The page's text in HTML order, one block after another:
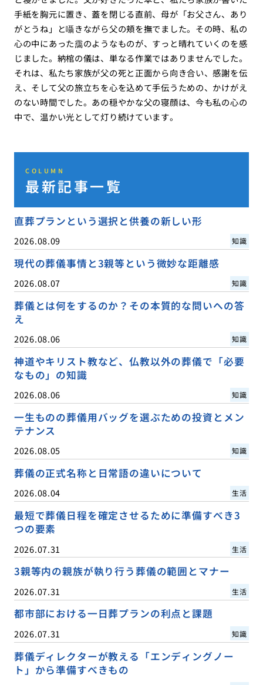
手紙を胸元に置き、蓋を閉じる直前、母が「お父さん、あり
がとうね」と囁きながら父の頬を撫でました。その時、私の
心の中にあった靄のようなものが、すっと晴れていくのを感
じました。納棺の儀は、単なる作業ではありませんでした。
それは、私たち家族が父の死と正面から向き合い、感謝を伝
え、そして父の旅立ちを心を込めて手伝うための、かけがえ
のない時間でした。あの穏やかな父の寝顔は、今も私の心の
中で、温かい光として灯り続けています。
COLUMN
最新記事一覧
直葬プランという選択と供養の新しい形
2026.08.09 知識
現代の葬儀事情と3親等という微妙な距離感
2026.08.07 知識
葬儀とは何をするのか？その本質的な問いへの答
え
2026.08.06 知識
神道やキリスト教など、仏教以外の葬儀で「必要
なもの」の知識
2026.08.06 知識
一生ものの葬儀用バッグを選ぶための投資とメン
テナンス
2026.08.05 知識
葬儀の正式名称と日常語の違いについて
2026.08.04 生活
最短で葬儀日程を確定させるために準備すべき3
つの要素
2026.07.31 生活
3親等内の親族が執り行う葬儀の範囲とマナー
2026.07.31 生活
都市部における一日葬プランの利点と課題
2026.07.31 知識
葬儀ディレクターが教える「エンディングノー
ト」から準備すべきもの